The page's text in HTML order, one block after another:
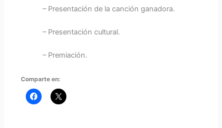
– Presentación de la canción ganadora.
– Presentación cultural.
– Premiación.
Comparte en: